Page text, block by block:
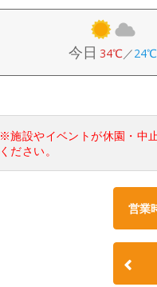
今日 34℃／24℃
※施設やイベントが休園・中
ください。
営業